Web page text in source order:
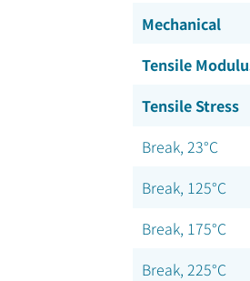
Mechanical
Tensile
Tensile Stress
Break, 23°C
Break, 125°C
Break, 175°C
Break, 225°C